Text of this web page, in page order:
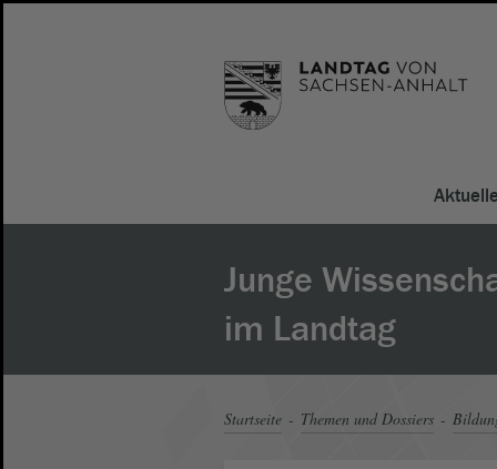
Junge
im Landtag
Startseite Themen und Dossiers